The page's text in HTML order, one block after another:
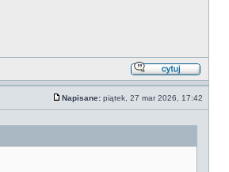
Napisane: piątek, 27 mar 2026, 17:42